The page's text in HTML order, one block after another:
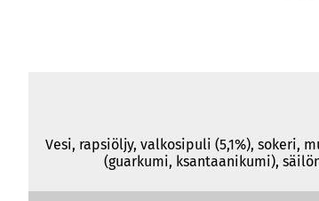
Vesi, rapsiöljy, valkosipuli (5,1%), sokeri,
(guarkumi, ksantaanikumi),